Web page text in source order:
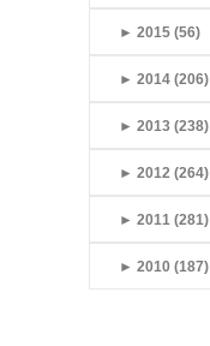
► 2015 (56)
► 2014 (206)
► 2013 (238)
► 2012 (264)
► 2011 (281)
► 2010 (187)